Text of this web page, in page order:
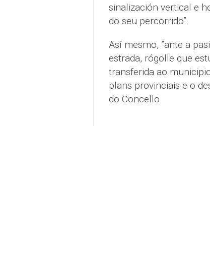
sinalización vertical e
do seu percorrido”.
Así mesmo, ”ante a
estrada, rógolle que
transferida ao
plans provinciais e o
do Concello.